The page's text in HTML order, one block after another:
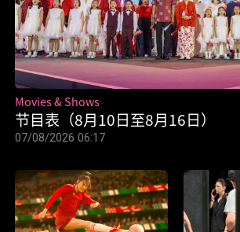
节目表（8月10日至8月16日）
Movies & Shows
07/08/2026 06:17